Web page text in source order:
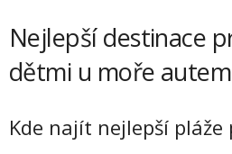
Nejlepší destinace
dětmi u moře autem
Kde najít nejlepší pláže